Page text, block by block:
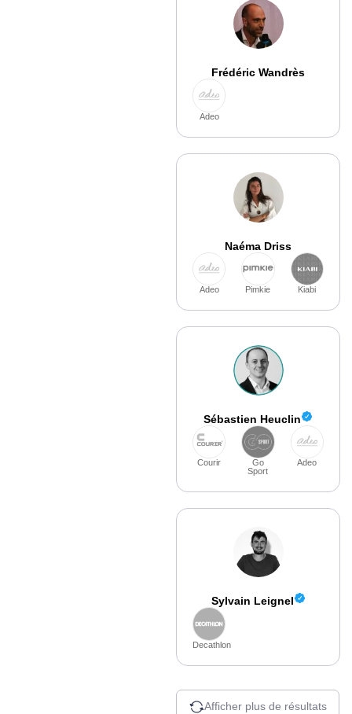
Frédéric Wandrès
Adeo
Naéma Driss
Adeo Pimkie Kiabi
Sébastien Heuclin
Courir
Go
Sport
Adeo
Sylvain Leignel
Decathlon
Afficher plus de résultats